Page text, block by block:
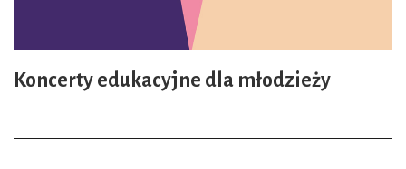
Koncerty edukacyjne dla młodzieży